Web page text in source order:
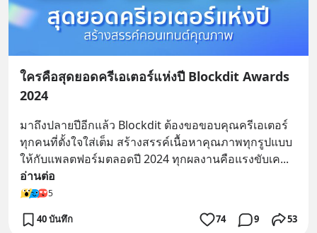
ใครคือสุดยอดครีเอเตอร์แห่งปี Blockdit Awards
2024
มาถึงปลายปีอีกแล้ว Blockdit ต้องขอขอบคุณครีเอเตอร์
ทุกคนที่ตั้งใจใส่เต็ม สร้างสรรค์เนื้อหาคุณภาพทุกรูปแบบ
ให้กับแพลตฟอร์มตลอดปี 2024 ทุกผลงานคือแรงขับเค
อ่านต่อ
5
40 บันทึก 74 9 53